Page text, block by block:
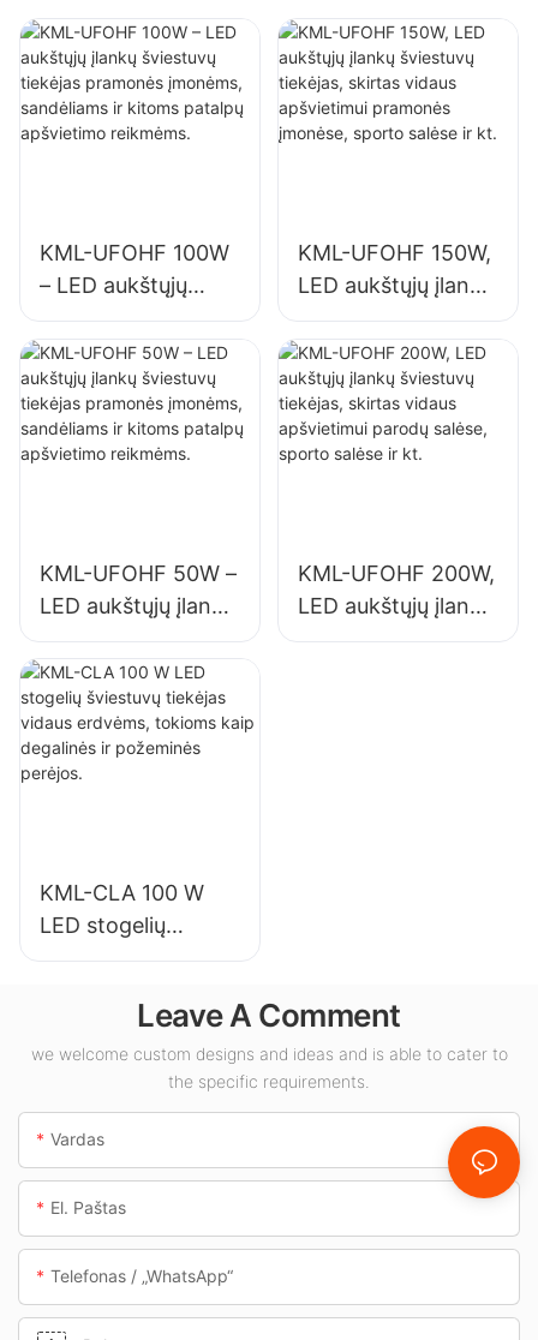
sporto salėse ir kt.
salėse ir kt.
KML-UFOHF 100W
– LED aukštųjų
įlankų šviestuvų
tiekėjas pramonės
įmonėms,
sandėliams ir
kitoms patalpų
KML-UFOHF 150W,
LED aukštųjų įlankų
šviestuvų tiekėjas,
skirtas vidaus
apšvietimui
pramonės įmonėse,
sporto salėse ir kt.
KML-UFOHF 50W –
LED aukštųjų įlankų
šviestuvų tiekėjas
pramonės
įmonėms,
sandėliams ir
kitoms patalpų
KML-UFOHF 200W,
LED aukštųjų įlankų
šviestuvų tiekėjas,
KML-CLA 100 W
LED stogelių
šviestuvų tiekėjas
tokioms kaip
degalinės ir
požeminės perėjos.
Leave A Comment
we welcome custom designs and ideas and is able to cater to
the specific requirements.
Vardas
El. Paštas
Telefonas / „WhatsApp“